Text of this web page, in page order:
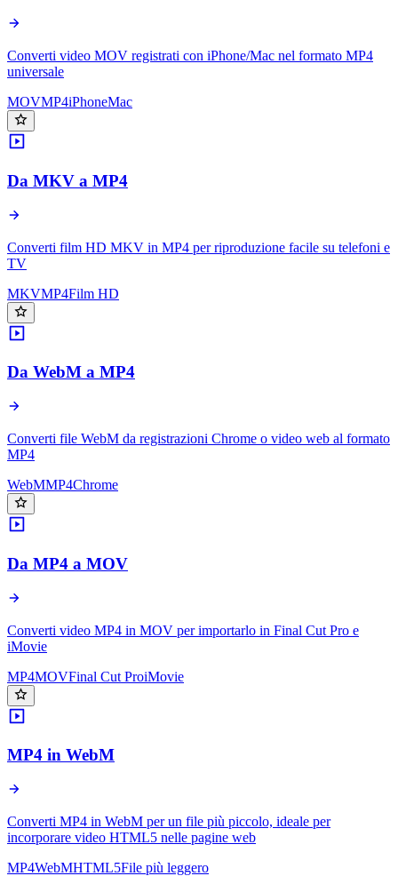
Converti video MOV registrati con iPhone/Mac nel formato MP4
universale
MOVMP4iPhoneMac
Da MKV a MP4
Converti film HD MKV in MP4 per riproduzione facile su telefoni e
TV
MKVMP4Film HD
Da WebM a MP4
Converti file WebM da registrazioni Chrome o video web al formato
MP4
WebMMP4Chrome
Da MP4 a MOV
Converti video MP4 in MOV per importarlo in Final Cut Pro e
iMovie
MP4MOVFinal Cut ProiMovie
MP4 in WebM
Converti MP4 in WebM per un file più piccolo, ideale per
incorporare video HTML5 nelle pagine web
MP4WebMHTML5File più leggero